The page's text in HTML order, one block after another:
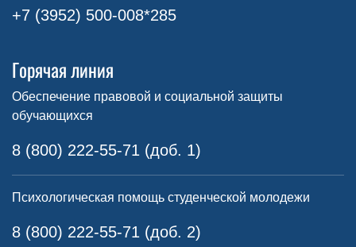
+7 (3952) 500-008*285
Горячая линия
Обеспечение правовой и социальной защиты
обучающихся
8 (800) 222-55-71 (доб. 1)
Психологическая помощь студенческой молодежи
8 (800) 222-55-71 (доб. 2)